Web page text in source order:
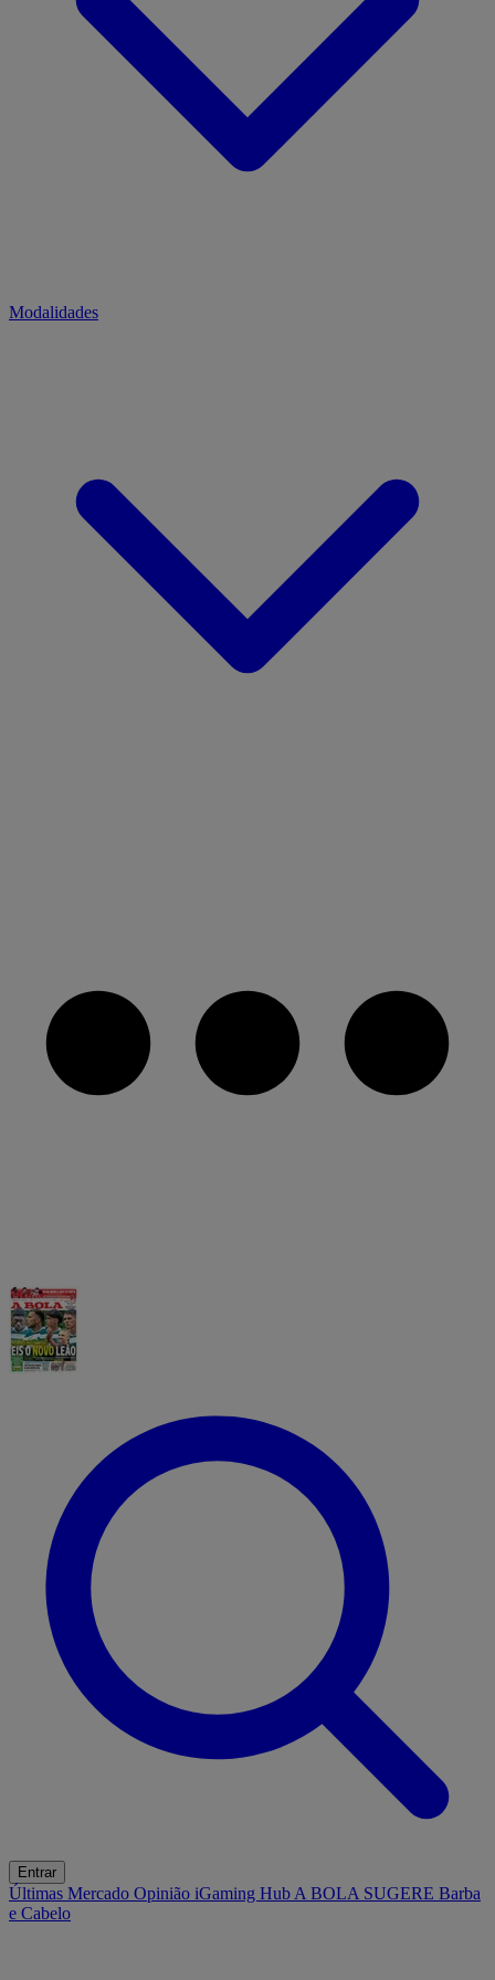
Modalidades
Entrar
Últimas Mercado Opinião iGaming Hub A BOLA SUGERE Barba
e Cabelo